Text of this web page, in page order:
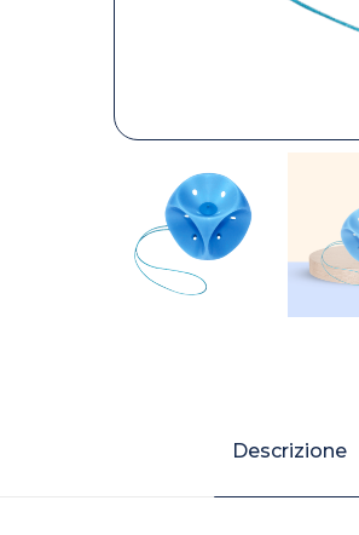
Descrizione